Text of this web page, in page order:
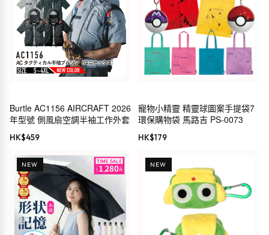
Burtle AC1156 AIRCRAFT 2026
年型號 側風扇空調半袖工作外套
HK$459
寵物小精靈 精靈球圖案手提袋7
環保購物袋 馬路吉 PS-0073
HK$179
NEW NEW